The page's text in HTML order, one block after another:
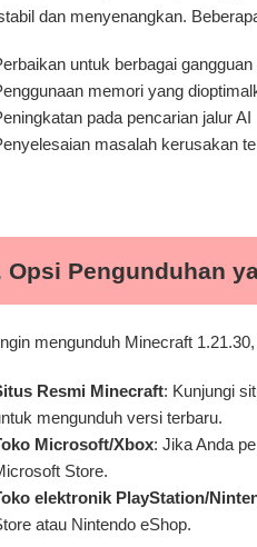
dan menyenangkan.
untuk berbagai gangguan
memori yang
pada pencarian jalur AI
masalah kerusakan
Opsi Pengunduhan
mengunduh Minecraft
Resmi Minecraft: Kunjungi
mengunduh versi terbaru.
Microsoft/Xbox: Jika Anda
Store.
elektronik PlayStation/
atau Nintendo eShop.